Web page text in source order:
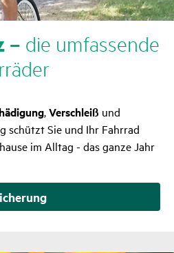
– die umfas­sende
,Verschleiß und
schützt Sie und Ihr Fahrrad
im Alltag - das ganze Jahr